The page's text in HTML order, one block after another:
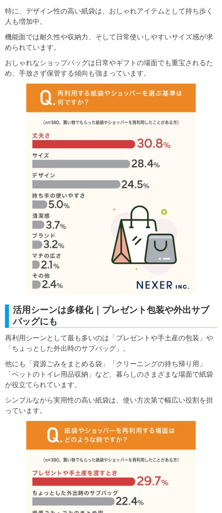
特に、デザイン性の高い紙袋は、おしゃれアイテムとして持ち歩く
人も増加中。
機能面では耐久性や収納力、そして日常使いしやすいサイズ感が求
められています。
おしゃれなショップバッグは日常やギフトの場面でも重宝されるた
め、手放さず保管する傾向も強まっています。
活用シーンは多様化｜プレゼント包装や外出サブ
バッグにも
再利用シーンとして最も多いのは「プレゼントや手土産の包装」や
「ちょっとした外出時のサブバッグ」。
他にも「資源ごみをまとめる袋」「クリーニングの持ち帰り用」
「ペットのトイレ用品収納」など、暮らしのさまざまな場面で紙袋
が役立てられています。
シンプルながら実用性の高い紙袋は、使い方次第で幅広い役割を担
っています。